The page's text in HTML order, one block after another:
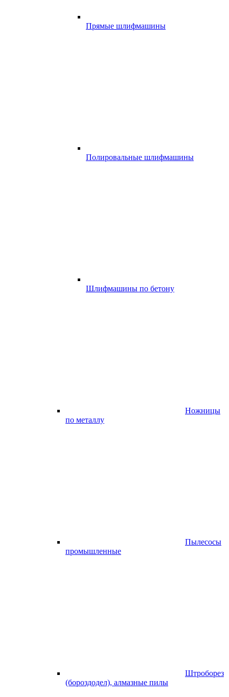
Прямые шлифмашины
Полировальные шлифмашины
Шлифмашины по бетону
Ножницы
по металлу
Пылесосы
промышленные
Штроборез
(бороздодел), алмазные пилы